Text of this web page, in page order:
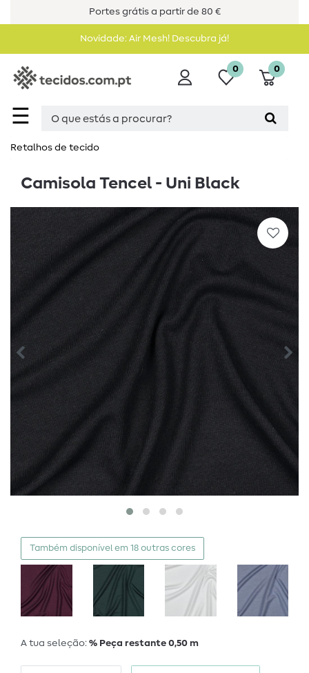
Portes grátis a partir de 80 €
Novidade: Air Mesh! Descubra já!
☰
0 0
Retalhos de tecido
Camisola Tencel - Uni Black
Também disponível em 18 outras cores
A tua seleção: % Peça restante 0,50 m